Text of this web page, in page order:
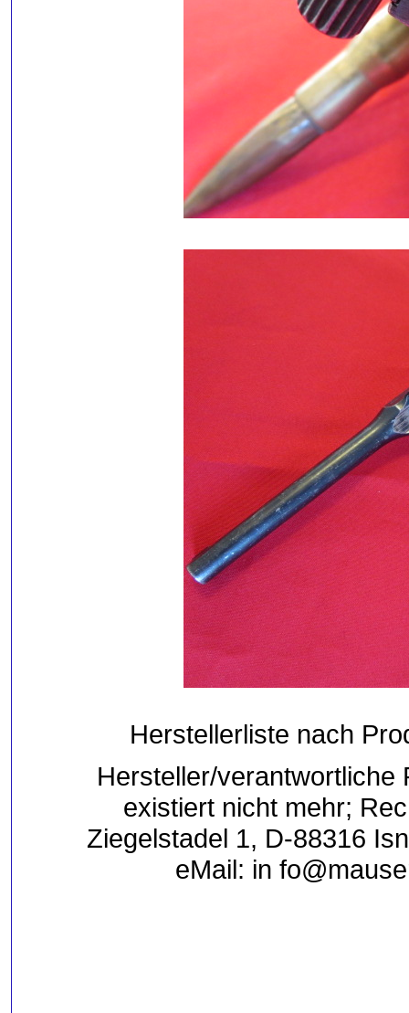
Herstellerliste nach
Hersteller/
existiert nicht mehr;
Ziegelstadel 1, D-88316
eMail: in